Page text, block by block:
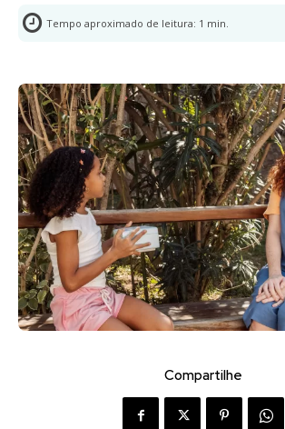
Tempo aproximado de leitura: 1 min.
Compartilhe